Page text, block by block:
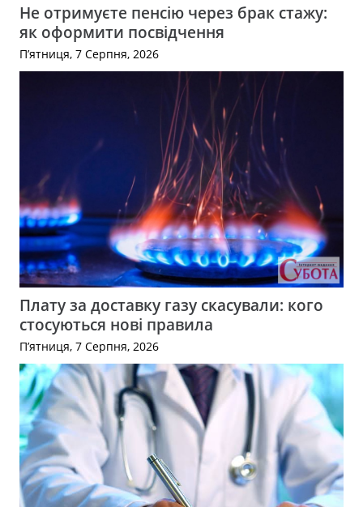
Не отримуєте пенсію через брак стажу:
як оформити посвідчення
П’ятниця, 7 Серпня, 2026
Плату за доставку газу скасували: кого
стосуються нові правила
П’ятниця, 7 Серпня, 2026